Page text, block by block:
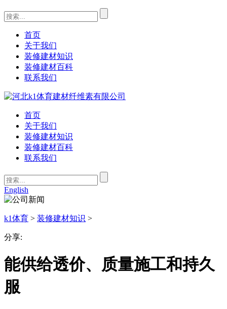
首页
关于我们
装修建材知识
装修建材百科
联系我们
首页
关于我们
装修建材知识
装修建材百科
联系我们
English
k1体育 > 装修建材知识 >
分享:
能供给透价、质量施工和持久
服